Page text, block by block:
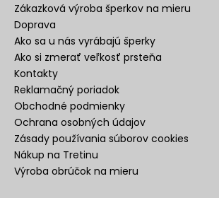
Zákazková výroba šperkov na mieru
Doprava
Ako sa u nás vyrábajú šperky
Ako si zmerať veľkosť prsteňa
Kontakty
Reklamačný poriadok
Obchodné podmienky
Ochrana osobných údajov
Zásady používania súborov cookies
Nákup na Tretinu
Výroba obrúčok na mieru